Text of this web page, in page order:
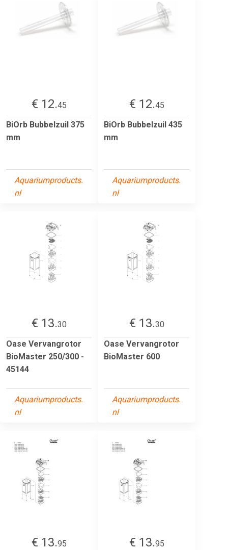
€ 12.45
BiOrb Bubbelzuil 375
mm
Aquariumproducts.
nl
€ 12.45
BiOrb Bubbelzuil 435
mm
Aquariumproducts.
nl
€ 13.30
Oase Vervangrotor
BioMaster 250/300 -
45144
Aquariumproducts.
nl
€ 13.30
Oase Vervangrotor
BioMaster 600
Aquariumproducts.
nl
€ 13.95
€ 13.95